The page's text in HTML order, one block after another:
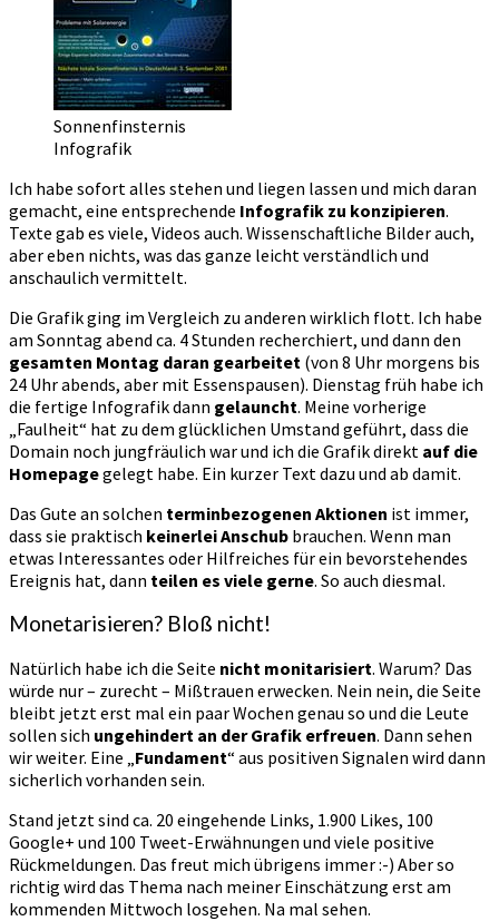
Sonnenfinsternis
Infografik
Ich habe sofort alles stehen und liegen lassen und mich daran
gemacht, eine entsprechende Infografik zu konzipieren.
Texte gab es viele, Videos auch. Wissenschaftliche Bilder auch,
aber eben nichts, was das ganze leicht verständlich und
anschaulich vermittelt.
Die Grafik ging im Vergleich zu anderen wirklich flott. Ich habe
am Sonntag abend ca. 4 Stunden recherchiert, und dann den
gesamten Montag daran gearbeitet (von 8 Uhr morgens bis
24 Uhr abends, aber mit Essenspausen). Dienstag früh habe ich
die fertige Infografik dann gelauncht. Meine vorherige
„Faulheit“ hat zu dem glücklichen Umstand geführt, dass die
Domain noch jungfräulich war und ich die Grafik direkt auf die
Homepagegelegt habe. Ein kurzer Text dazu und ab damit.
Das Gute an solchen terminbezogenen Aktionen ist immer,
dass sie praktisch keinerlei Anschub brauchen. Wenn man
etwas Interessantes oder Hilfreiches für ein bevorstehendes
Ereignis hat, dann teilen es viele gerne. So auch diesmal.
Monetarisieren? Bloß nicht!
Natürlich habe ich die Seite nicht monitarisiert. Warum? Das
würde nur – zurecht – Mißtrauen erwecken. Nein nein, die Seite
bleibt jetzt erst mal ein paar Wochen genau so und die Leute
sollen sich ungehindert an der Grafik erfreuen. Dann sehen
wir weiter. Eine „Fundament“ aus positiven Signalen wird dann
sicherlich vorhanden sein.
Stand jetzt sind ca. 20 eingehende Links, 1.900 Likes, 100
Google+ und 100 Tweet-Erwähnungen und viele positive
Rückmeldungen. Das freut mich übrigens immer :-) Aber so
richtig wird das Thema nach meiner Einschätzung erst am
kommenden Mittwoch losgehen. Na mal sehen.